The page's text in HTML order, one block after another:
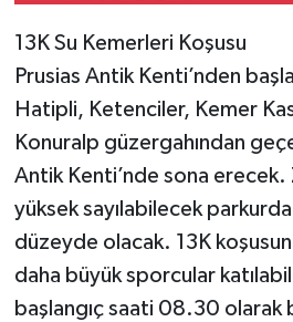
13K Su Kemerleri Koşusu
Prusias Antik Kenti’nden
Hatipli, Ketenciler, Kemer
Konuralp güzergahından
Antik Kenti’nde sona
yüksek sayılabilecek
düzeyde olacak. 13K
daha büyük sporcular
başlangıç saati 08.30 olarak